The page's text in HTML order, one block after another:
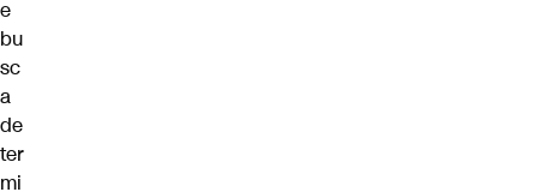
e
bu
sc
a
de
ter
mi